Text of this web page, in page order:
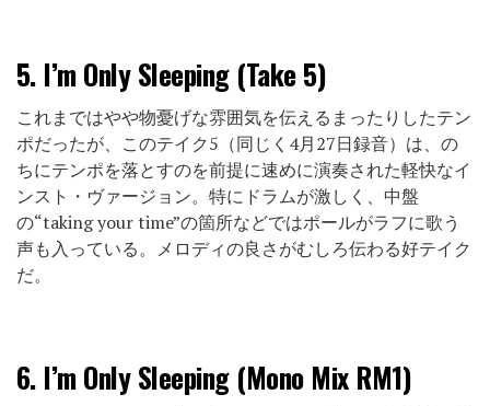
5.I’m Only Sleeping (Take 5)
これまではやや物憂げな雰囲気を伝えるまったりしたテン
ポだったが、このテイク5（同じく4月27日録音）は、の
ちにテンポを落とすのを前提に速めに演奏された軽快なイ
ンスト・ヴァージョン。特にドラムが激しく、中盤
の“taking your time”の箇所などではポールがラフに歌う
声も入っている。メロディの良さがむしろ伝わる好テイク
だ。
6.I’m Only Sleeping (Mono Mix RM1)